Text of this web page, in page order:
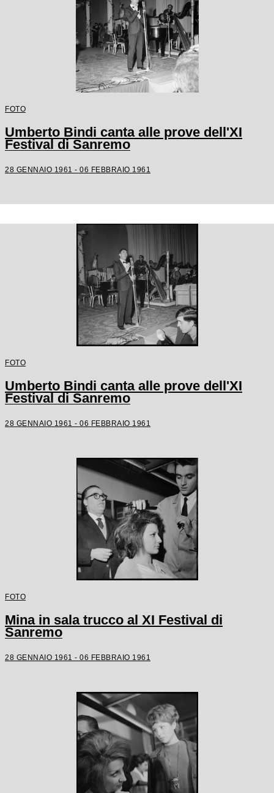
FOTO
Umberto Bindi canta alle prove dell'XI
Festival di Sanremo
28 GENNAIO 1961 - 06 FEBBRAIO 1961
FOTO
Umberto Bindi canta alle prove dell'XI
Festival di Sanremo
28 GENNAIO 1961 - 06 FEBBRAIO 1961
FOTO
Mina in sala trucco al XI Festival di
Sanremo
28 GENNAIO 1961 - 06 FEBBRAIO 1961